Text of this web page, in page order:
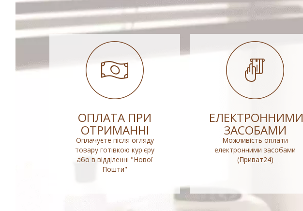
ОПЛАТА ПРИ
ОТРИМАННІ
Оплачуєте після огляду
товару готівкою кур'єру
або в відділенні "Нової
Пошти"
ЕЛЕКТРОННИМИ
ЗАСОБАМИ
Можливість оплати
електронними засобами
(Приват24)